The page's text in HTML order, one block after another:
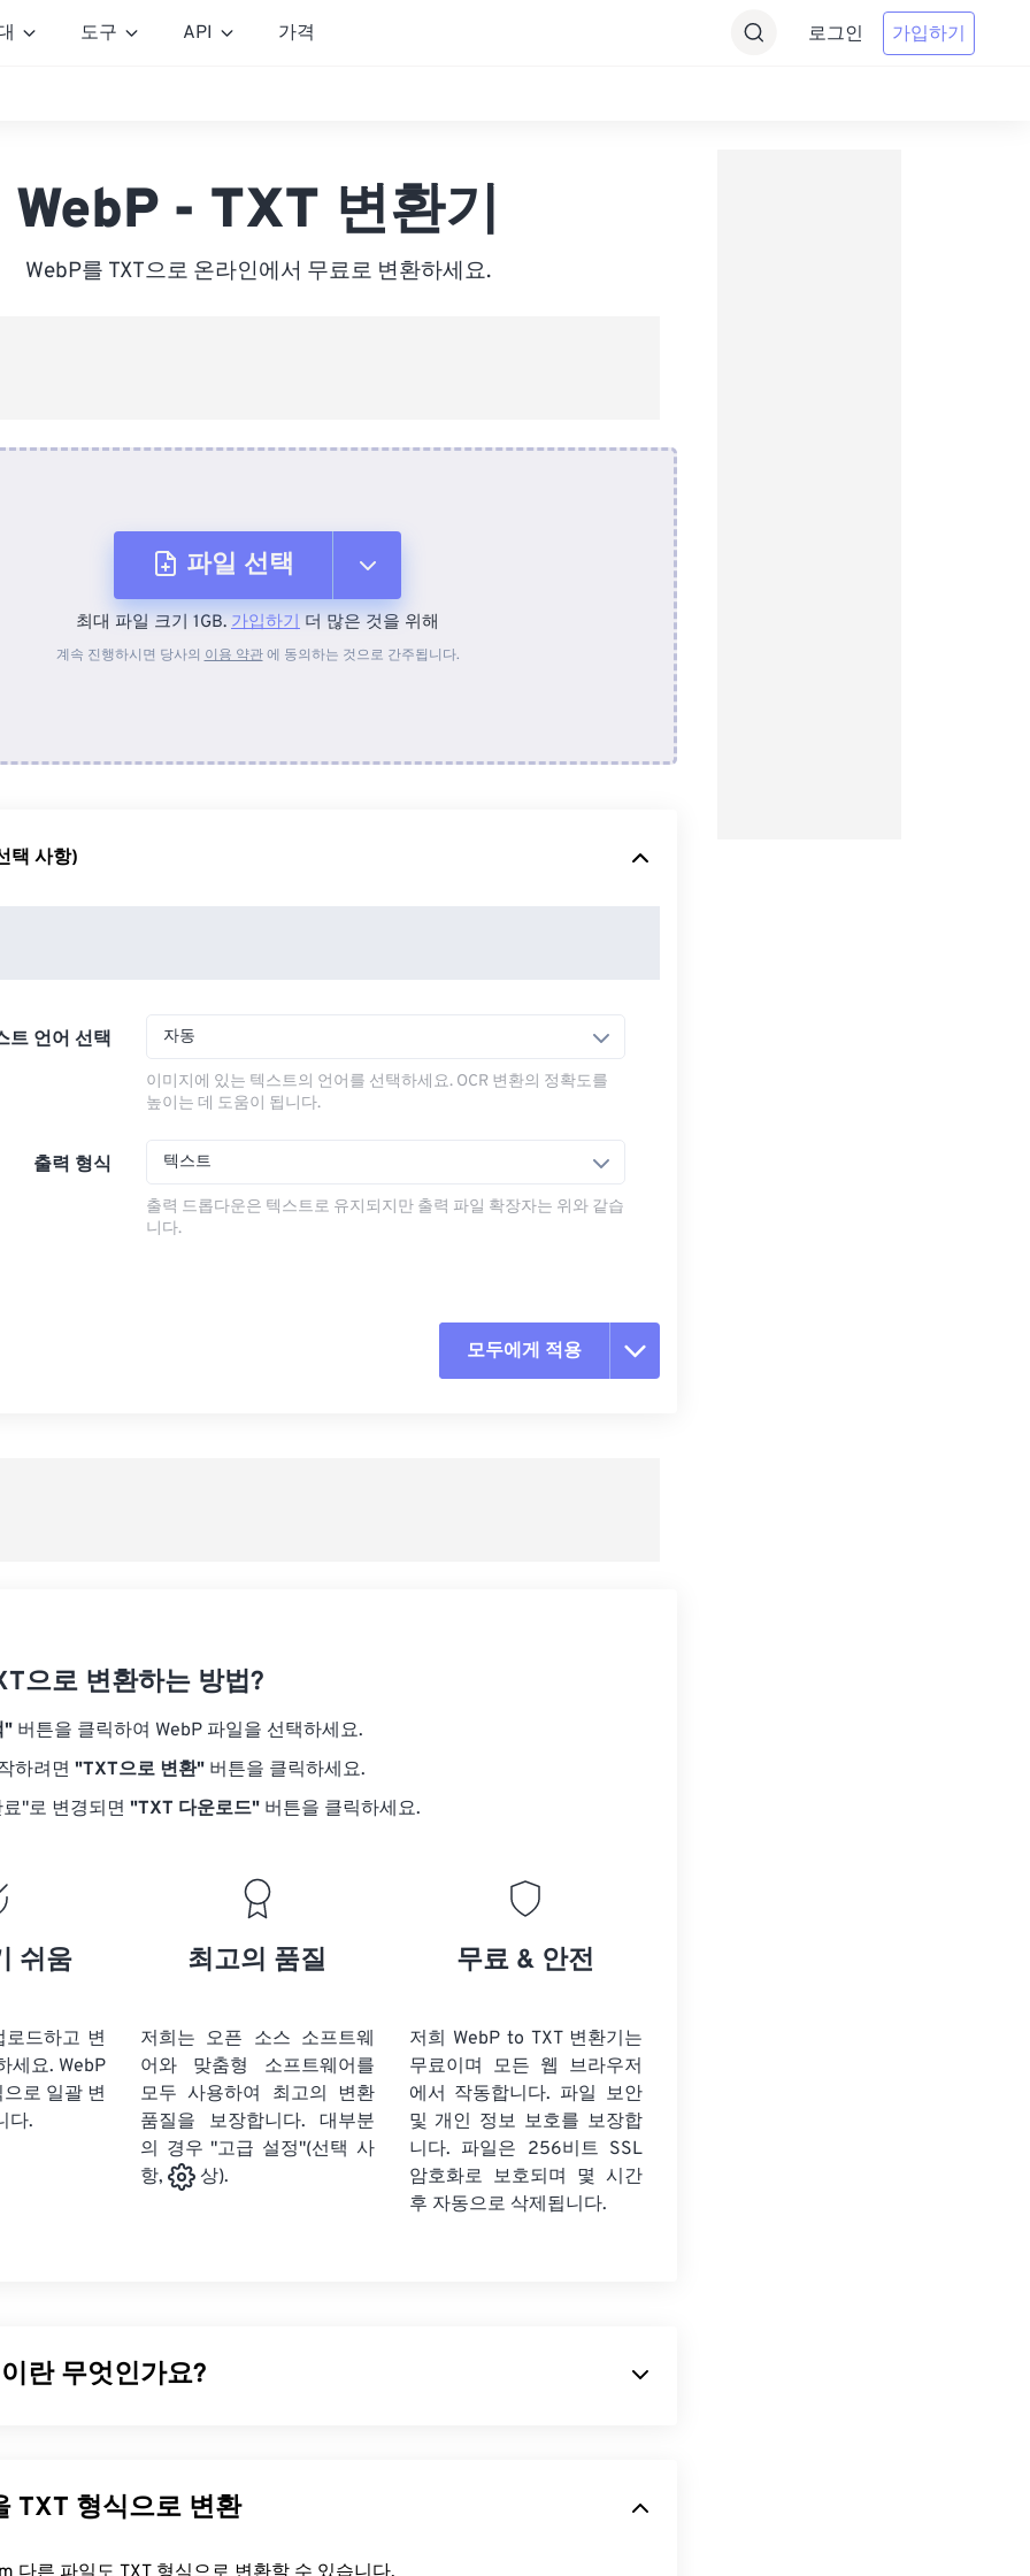
도구 API 가격 로그인 가입하기
WebP - TXT 변환기
WebP를 TXT으로 온라인에서 무료로 변환하세요.
파일 선택
장치에서
최대 파일 크기 1GB. 가입하기 더 많은 것을 위해
계속 진행하시면 당사의 이용 약관에 동의하는 것으로 간주됩니다.
택 사항)
트 언어 선택 자동
이미지에 있는 텍스트의 언어를 선택하세요. OCR 변환의 정확도를
높이는 데 도움이 됩니다.
출력 형식 텍스트
출력 드롭다운은 텍스트로 유지되지만 출력 파일 확장자는 위와 같습
니다.
모두에게 적용
으로 변환하는 방법?
" 버튼을 클릭하여 WebP 파일을 선택하세요.
하려면 "TXT으로 변환" 버튼을 클릭하세요.
"로 변경되면 "TXT 다운로드" 버튼을 클릭하세요.
쉬움
로드하고 변
세요. WebP
로 일괄 변
다.
최고의 품질
저희는 오픈 소스 소프트웨
어와 맞춤형 소프트웨어를
모두 사용하여 최고의 변환
품질을 보장합니다. 대부분
의 경우 "고급 설정"(선택 사
항,
상).
무료 & 안전
저희 WebP to TXT 변환기는
무료이며 모든 웹 브라우저
에서 작동합니다. 파일 보안
및 개인 정보 보호를 보장합
니다. 파일은 256비트 SSL
암호화로 보호되며 몇 시간
후 자동으로 삭제됩니다.
란 무엇인가요?
더 작지만 시각적 품질은 비슷합니다. WebP 이미지는 웹 페이지와 모바일 애
르게 로드됩니다.
다른 파일을 TXT 형식으로 변환